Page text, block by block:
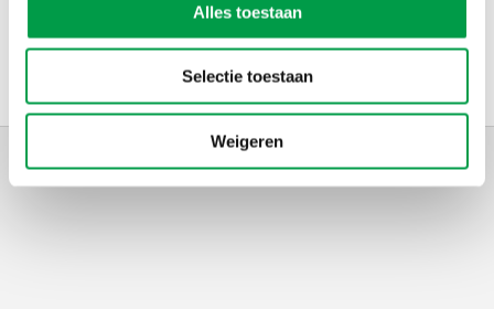
Alles toestaan
Selectie toestaan
Weigeren
0800 20 555
E-mail
ruimtelijke.economie@vlaanderen.be